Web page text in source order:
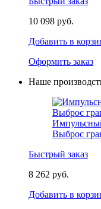
10 098 руб.
Добавить в
Оформить заказ
Наше
Выброс
Быстрый заказ
8 262 руб.
Добавить в